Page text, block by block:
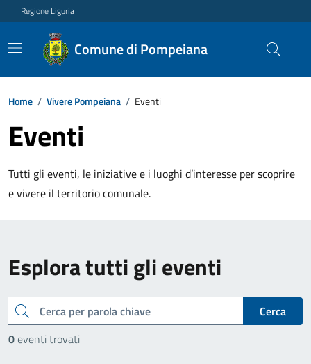
Regione Liguria
Comune di Pompeiana
Home / Vivere Pompeiana / Eventi
Eventi
Tutti gli eventi, le iniziative e i luoghi d’interesse per scoprire
e vivere il territorio comunale.
Esplora tutti gli eventi
cerca
Cerca
0eventi trovati